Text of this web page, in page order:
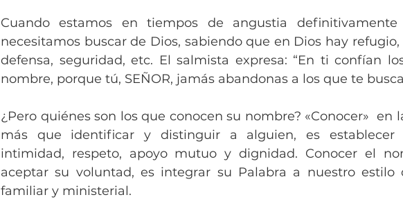
Cuando estamos en tiempos de angustia
necesitamos buscar de Dios, sabiendo que en Dios hay
defensa, seguridad, etc. El salmista expresa: “En ti confían
nombre, porque tú, SEÑOR, jamás abandonas a los que te
¿Pero quiénes son los que conocen su nombre? «Conocer»  en
más que identificar y distinguir a alguien, es establecer
intimidad, respeto, apoyo mutuo y dignidad. Conocer el
aceptar su voluntad, es integrar su Palabra a nuestro estilo
familiar y ministerial.